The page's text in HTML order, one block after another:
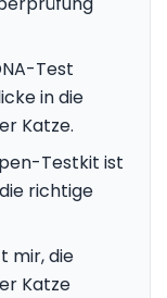
Test
in die
Katze.
Testkit ist
richtige
mir, die
Katze